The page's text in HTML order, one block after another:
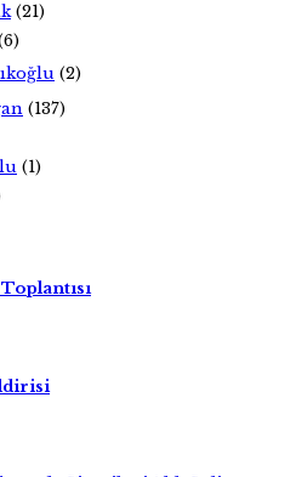
(21)
(2)
(137)
(1)